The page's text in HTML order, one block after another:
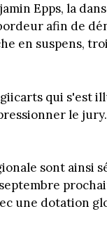
Epps, la
afin de
en suspens,
qui s'est
le
sont ainsi
une dotation